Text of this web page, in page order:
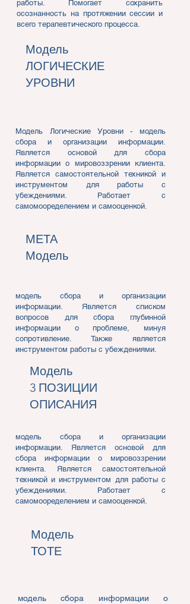
работы. Помогает сохранить
осознанность на протяжении сессии и
всего терапевтического процесса.
Модель
ЛОГИЧЕСКИЕ
УРОВНИ
Модель Логические Уровни - модель
сбора и организации информации.
Является основой для сбора
информации о мировоззрении клиента.
Является самостоятельной техникой и
инструментом для работы с
убеждениями. Работает с
самомооределением и самооценкой.
МЕТА
Модель
модель сбора и организации
информации. Является списком
вопросов для сбора глубинной
информации о проблеме, минуя
сопротивление. Также является
инструментом работы с убеждениями.
Модель
3 ПОЗИЦИИ
ОПИСАНИЯ
модель сбора и организации
информации. Является основой для
сбора информации о мировоззрении
клиента. Является самостоятельной
техникой и инструментом для работы с
убеждениями. Работает с
самомооределением и самооценкой.
Модель
ТОТЕ
модель сбора информации о